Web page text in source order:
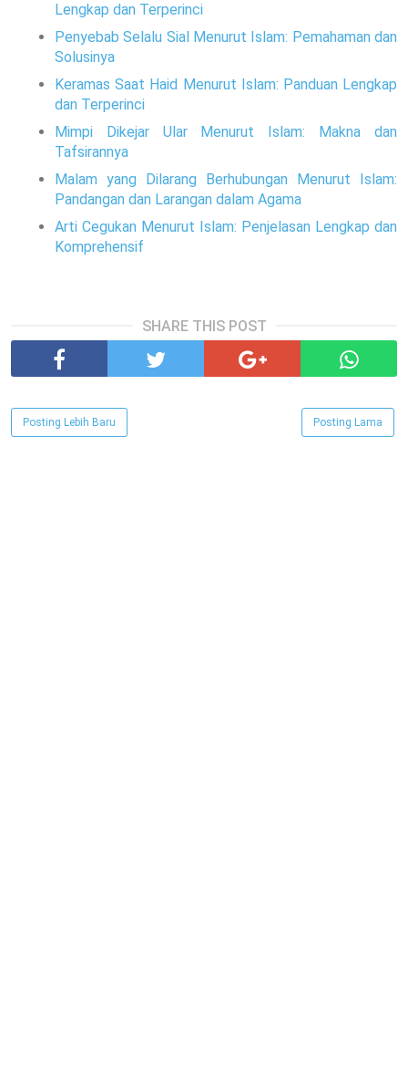
Lengkap dan Terperinci
Penyebab Selalu Sial Menurut Islam: Pemahaman dan
Solusinya
Keramas Saat Haid Menurut Islam: Panduan Lengkap
dan Terperinci
Mimpi Dikejar Ular Menurut Islam: Makna dan
Tafsirannya
Malam yang Dilarang Berhubungan Menurut Islam:
Pandangan dan Larangan dalam Agama
Arti Cegukan Menurut Islam: Penjelasan Lengkap dan
Komprehensif
SHARE THIS POST
Posting Lebih Baru Posting Lama